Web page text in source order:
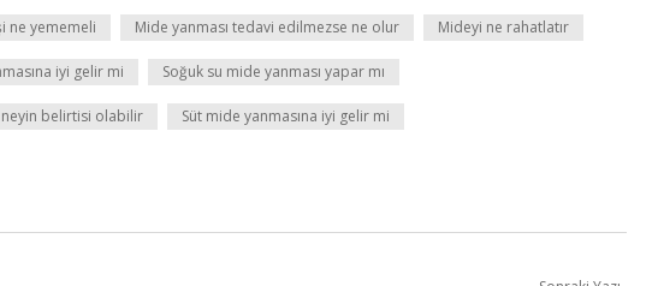
ne yememeli Mide yanması tedavi edilmezse ne olur Mideyi ne rahatlatır
iyi gelir mi Soğuk su mide yanması yapar mı
neyin belirtisi olabilir Süt mide yanmasına iyi gelir mi